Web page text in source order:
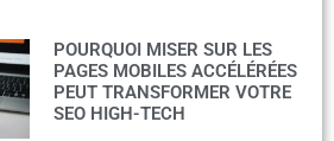
POURQUOI MISER SUR LES
PAGES MOBILES ACCÉLÉRÉES
PEUT TRANSFORMER VOTRE
SEO HIGH-TECH